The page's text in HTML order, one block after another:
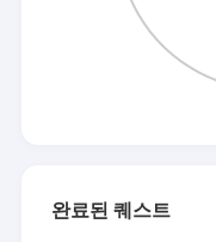
완료된 퀘스트